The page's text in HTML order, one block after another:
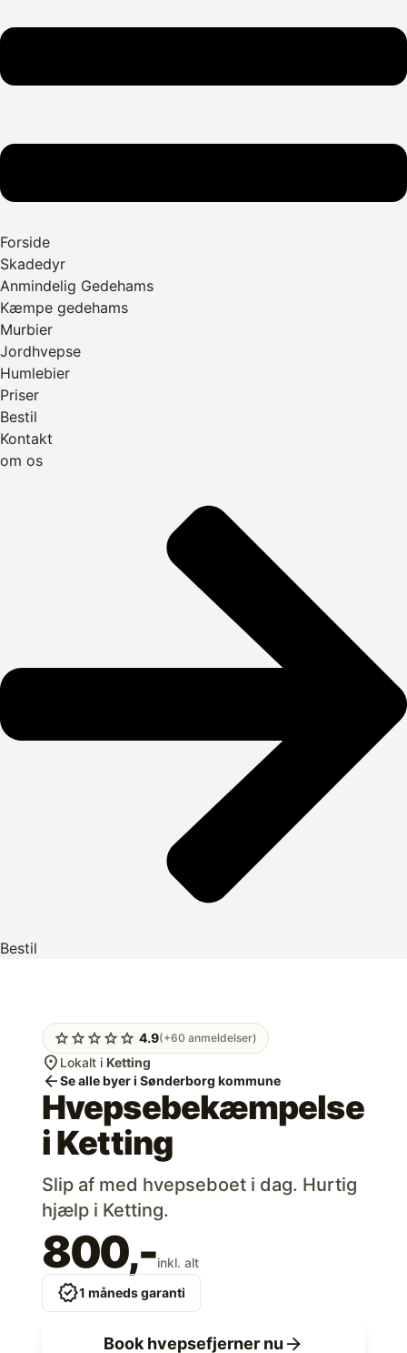
Forside
Skadedyr
Anmindelig Gedehams
Kæmpe gedehams
Murbier
Jordhvepse
Humlebier
Priser
Bestil
Kontakt
om os
Bestil
starstarstarstarstar 4.9(+60 anmeldelser)
location_on Lokalt i Ketting
arrow_backSe alle byer i Sønderborg kommune
Hvepsebekæmpelse
iKetting
Slip af med hvepseboet i dag. Hurtig
hjælp i Ketting.
800,-inkl. alt
verified1 måneds garanti
Book hvepsefjerner nu arrow_forward